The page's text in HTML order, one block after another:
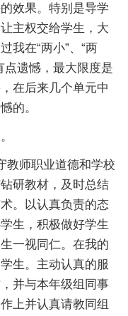
效果。特别是导学
主权交给学生，大
我在“两小”、“两
点遗憾，最大限度是
在后来几个单元中
的。
师职业道德和学校
研教材，及时总结
。以认真负责的态
生，积极做好学生
一视同仁。在我的
生。主动认真的服
并与本年级组同事
上并认真请教同组